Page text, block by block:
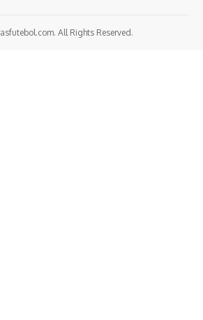
All Rights Reserved.